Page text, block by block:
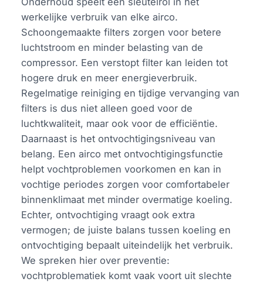
werkelijke verbruik van elke airco.
Schoongemaakte filters zorgen voor betere
luchtstroom en minder belasting van de
compressor. Een verstopt filter kan leiden tot
hogere druk en meer energieverbruik.
Regelmatige reiniging en tijdige vervanging van
filters is dus niet alleen goed voor de
luchtkwaliteit, maar ook voor de efficiëntie.
Daarnaast is het ontvochtigingsniveau van
belang. Een airco met ontvochtigingsfunctie
helpt vochtproblemen voorkomen en kan in
vochtige periodes zorgen voor comfortabeler
binnenklimaat met minder overmatige koeling.
Echter, ontvochtiging vraagt ook extra
vermogen; de juiste balans tussen koeling en
ontvochtiging bepaalt uiteindelijk het verbruik.
We spreken hier over preventie:
vochtproblematiek komt vaak voort uit slechte